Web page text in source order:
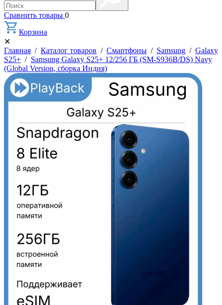
Сравнить товары 0
Корзина
✕
Главная / Каталог товаров / Смартфоны / Samsung / Galaxy
S25+ / Samsung Galaxy S25+ 12/256 ГБ (SM-S936B/DS) Navy
(Global Version, сборка Индия)